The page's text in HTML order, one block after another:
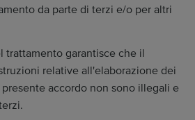
da parte di terzi e/o per altri
trattamento garantisce che il
relative all'elaborazione dei
accordo non sono illegali e